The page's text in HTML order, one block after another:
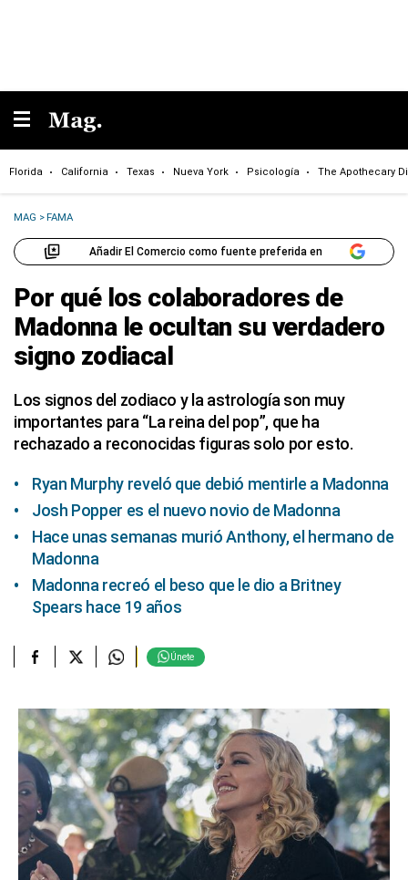
Florida California Texas Nueva York Psicología The Apothecary
MAG >FAMA
Añadir El Comercio como fuente preferida en
Por qué los colaboradores de
Madonna le ocultan su verdadero
signo zodiacal
Los signos del zodiaco y la astrología son muy
importantes para “La reina del pop”, que ha
rechazado a reconocidas figuras solo por esto.
Ryan Murphy reveló que debió mentirle a Madonna
Josh Popper es el nuevo novio de Madonna
Hace unas semanas murió Anthony, el hermano de
Madonna
Madonna recreó el beso que le dio a Britney
Spears hace 19 años
Únete